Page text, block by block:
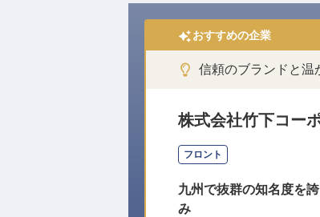
おすすめの企業
信頼のブランドと温
株式会社竹下コー
フロント
九州で抜群の知名度を
み